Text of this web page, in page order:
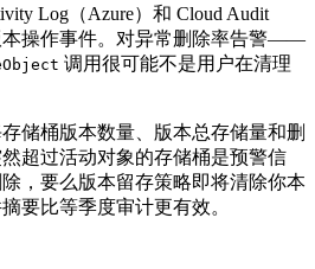
Log（Azure）和 Cloud Audit
本操作事件。对异常删除率告警——
调用很可能不是用户在清理
储桶版本数量、版本总存储量和删
超过活动对象的存储桶是预警信
，要么版本留存策略即将清除你本
要比等季度审计更有效。